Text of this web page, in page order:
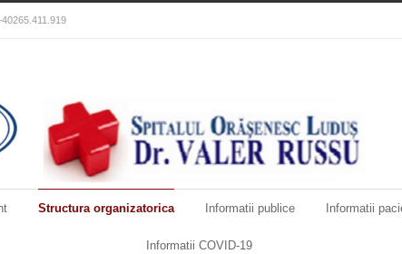
Structura organizatorica Informatii publice Informatii
Informatii COVID-19